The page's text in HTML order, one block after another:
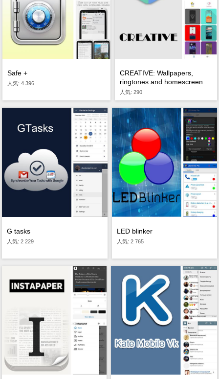
Safe +
人気: 4 396
CREATIVE: Wallpapers,
ringtones and homescreen
人気: 290
G tasks
人気: 2 229
LED blinker
人気: 2 765